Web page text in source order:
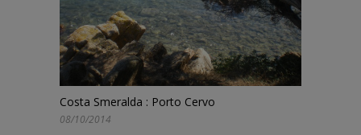
Costa Smeralda : Porto Cervo
08/10/2014